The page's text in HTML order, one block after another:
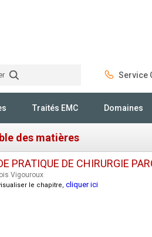
Service
Traités EMC Domaines
des matières
PRATIQUE DE CHIRURGIE
Vigouroux
le chapitre, cliquer ici